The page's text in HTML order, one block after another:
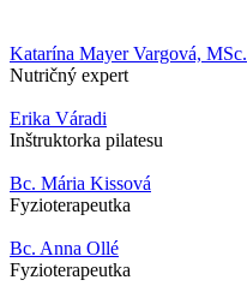
Katarína Mayer Vargová, MSc.
Nutričný expert
Erika Váradi
Inštruktorka pilatesu
Bc. Mária Kissová
Fyzioterapeutka
Bc. Anna Ollé
Fyzioterapeutka